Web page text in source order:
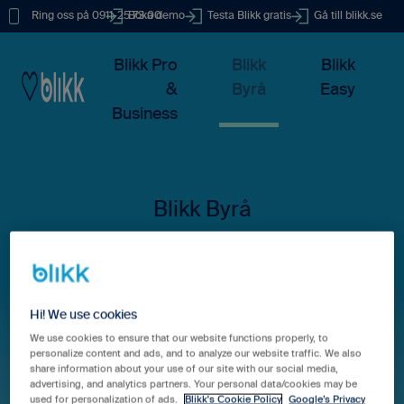
Ring oss på 0911-25 73 00
Boka demo Testa Blikk gratis Gå till blikk.se
Blikk Pro
&
Business
Blikk
Byrå
Blikk
Easy
Hur kan vi hjälpa dig?
Det finns inga förslag eftersom sökfältet är tomt.
Hi! We use cookies
We use cookies to ensure that our website functions properly, to
personalize content and ads, and to analyze our website traffic. We also
share information about your use of our site with our social media,
advertising, and analytics partners. Your personal data/cookies may be
used for personalization of ads.
Blikk's Cookie Policy
Google’s Privacy